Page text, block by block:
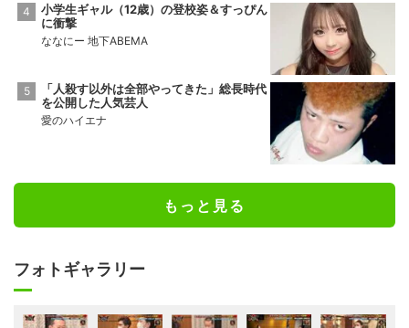
小学生ギャル（12歳）の登校姿＆すっぴん
に衝撃
ななにー 地下ABEMA
「人殺す以外は全部やってきた」総長時代
を公開した人気芸人
愛のハイエナ
もっと見る
フォトギャラリー